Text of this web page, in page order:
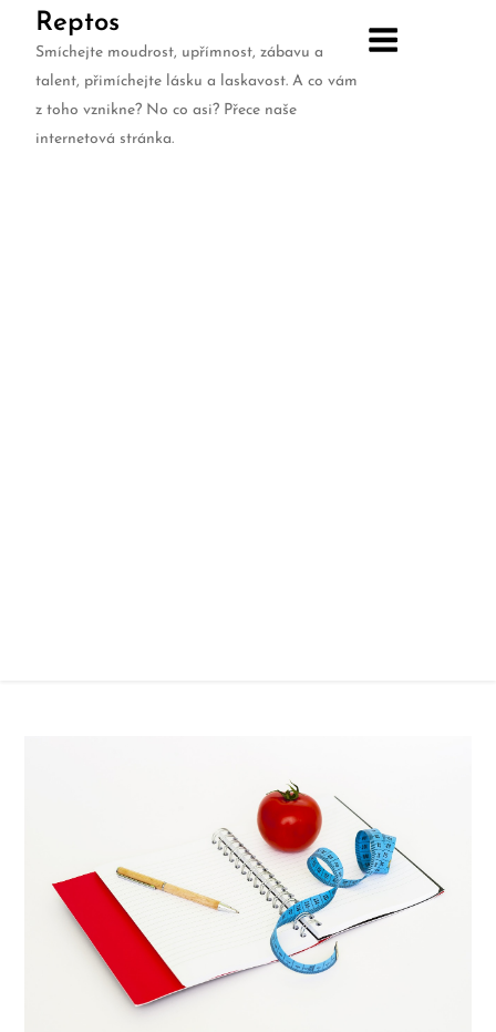
Reptos
Smíchejte moudrost, upřímnost, zábavu a
talent, přimíchejte lásku a laskavost. A co vám
z toho vznikne? No co asi? Přece naše
internetová stránka.